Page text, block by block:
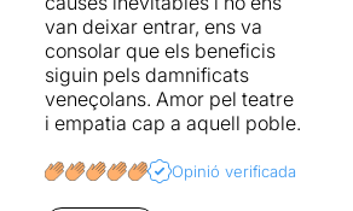
van deixar entrar, ens va
consolar que els beneficis
siguin pels damnificats
veneçolans. Amor pel teatre
i empatia cap a aquell poble.
Opinió verificada